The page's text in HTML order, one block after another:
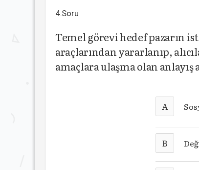
4.Soru
Temel görevi hedef pazarın
araçlarından yararlanıp,
amaçlara ulaşma olan
A
B